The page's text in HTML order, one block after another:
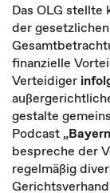
Das OLG stellte
der
finanzielle
Verteidiger
gestalte
Podcast „
bespreche der
regelmäßig